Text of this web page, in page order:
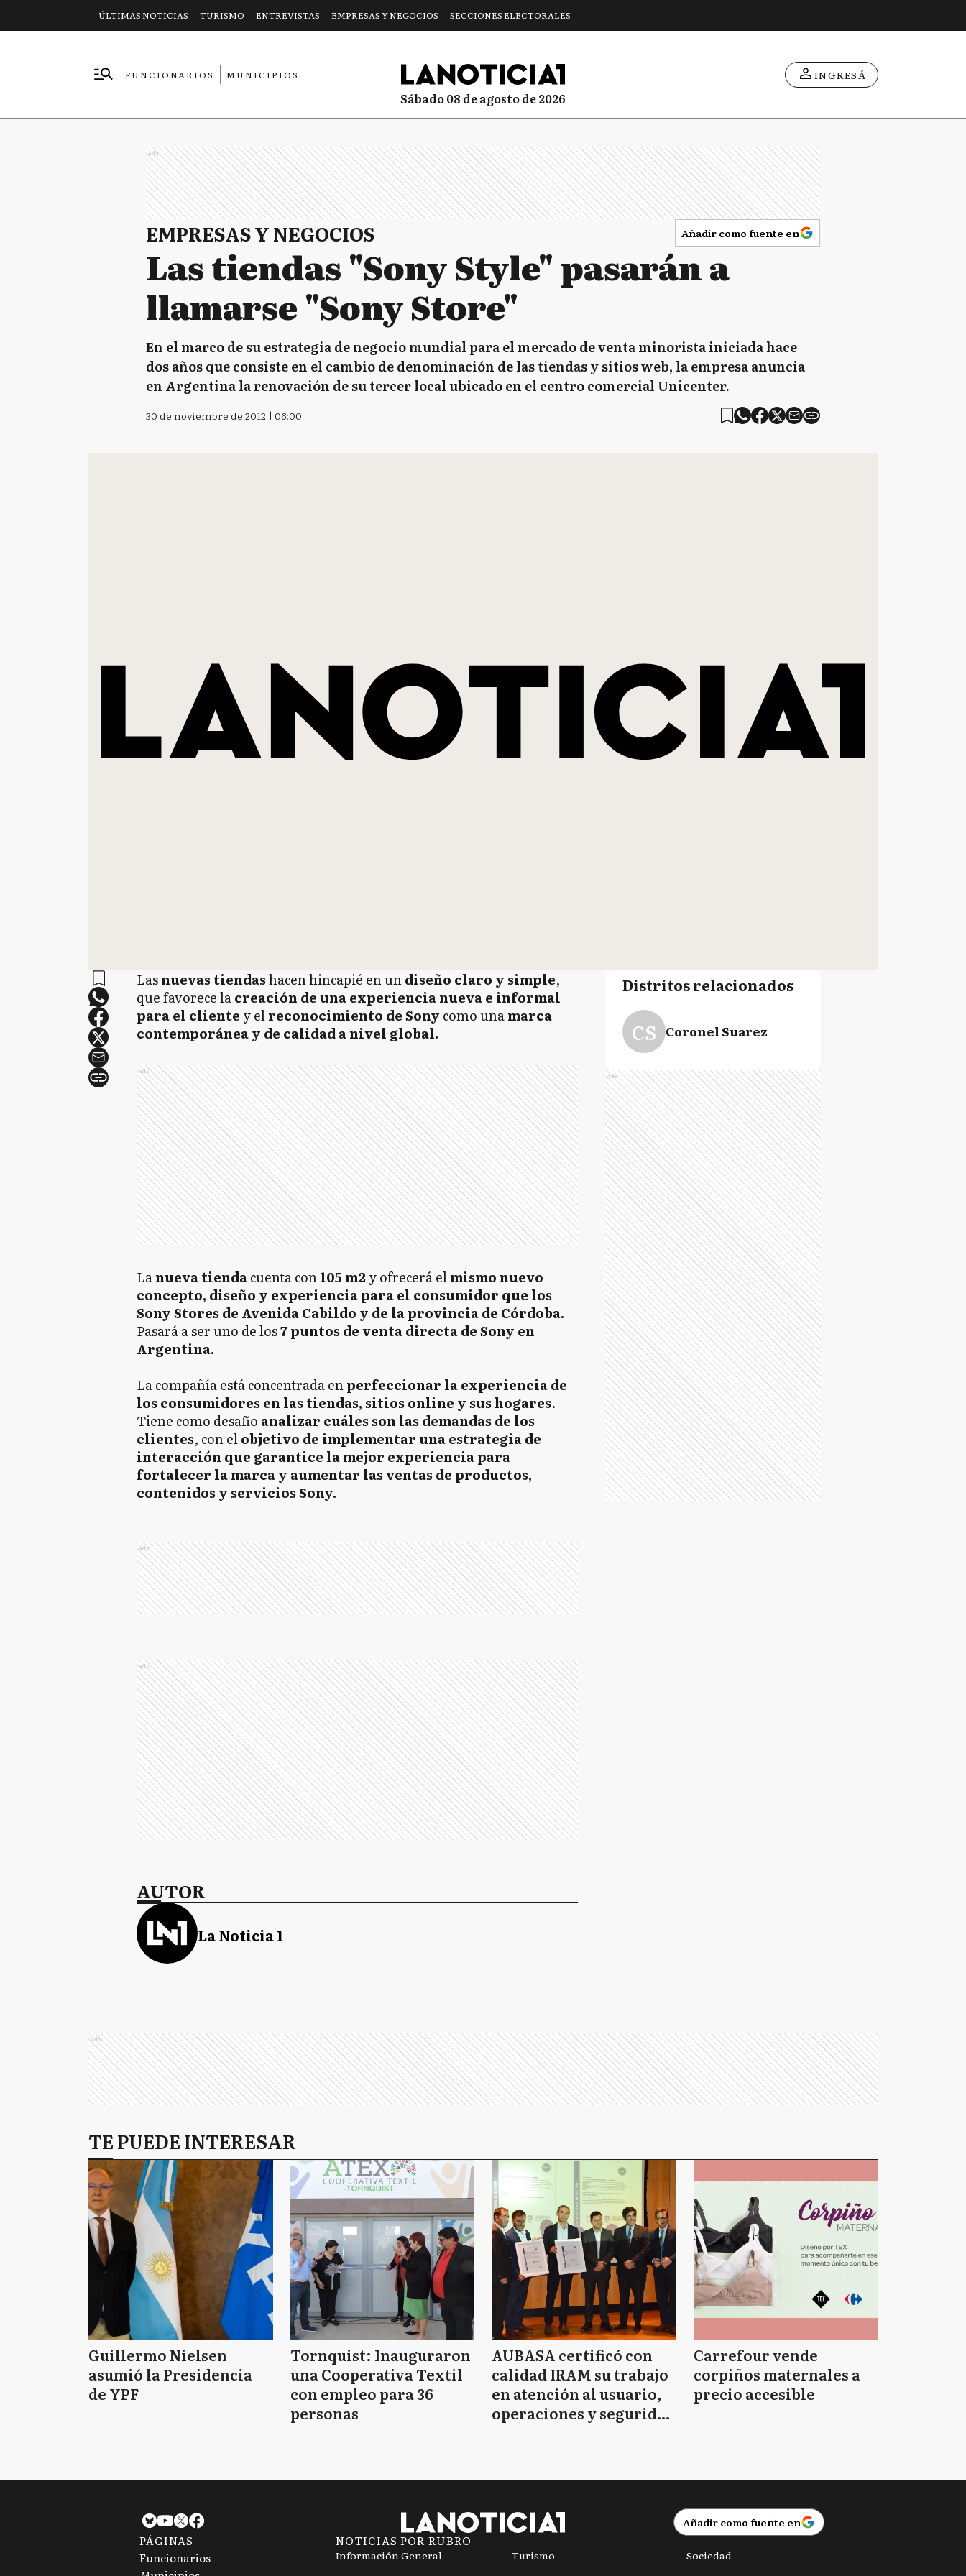
ÚLTIMAS NOTICIAS TURISMO ENTREVISTAS EMPRESAS Y NEGOCIOS SECCIONES ELECTORALES
FUNCIONARIOS
MUNICIPIOS
sábado 08 de agosto de 2026
INGRESÁ
Ads
EMPRESAS Y NEGOCIOS Añadir como fuente en
Las tiendas "Sony Style" pasarán a
llamarse "Sony Store"
En el marco de su estrategia de negocio mundial para el mercado de venta minorista iniciada hace
dos años que consiste en el cambio de denominación de las tiendas y sitios web, la empresa anuncia
en Argentina la renovación de su tercer local ubicado en el centro comercial Unicenter.
30 de noviembre de 2012 | 06:00
Lasnuevas tiendashacen hincapié en undiseño claro y simple,
que favorece lacreación de una experiencia nueva e informal
para el cliente y elreconocimiento de Sony como unamarca
contemporánea y de calidad a nivel global.
Ads
Lanueva tiendacuenta con105 m2y ofrecerá elmismo nuevo
concepto, diseño y experiencia para el consumidor que los
Sony Stores de Avenida Cabildo y de la provincia de Córdoba.
Pasará a ser uno de los7 puntos de venta directa de Sony en
Argentina.
La compañía está concentrada enperfeccionar la experiencia de
los consumidores en las tiendas, sitios online y sus hogares.
Tiene como desafío analizar cuáles son las demandas de los
clientes, con elobjetivo de implementar una estrategia de
interacción que garantice la mejor experiencia para
fortalecer la marca y aumentar las ventas de productos,
contenidos y servicios Sony.
Ads
Ads
AUTOR
La Noticia 1
Distritos relacionados
CS Coronel Suarez
Ads
Ads
TE PUEDE INTERESAR
Guillermo Nielsen
asumió la Presidencia
de YPF
Tornquist: Inauguraron
una Cooperativa Textil
con empleo para 36
personas
AUBASA certificó con
calidad IRAM su trabajo
en atención al usuario,
operaciones y seguridad
Carrefour vende
corpiños maternales a
precio accesible
Añadir como fuente en
PÁGINAS
Funcionarios
NOTICIAS POR RUBRO
Información General
Turismo
Sociedad